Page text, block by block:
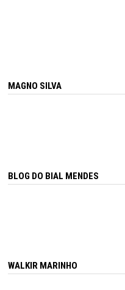
MAGNO SILVA
BLOG DO BIAL MENDES
WALKIR MARINHO